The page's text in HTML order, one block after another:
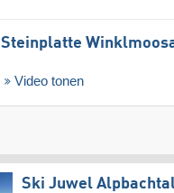
Steinplatte
Video tonen
Ski Juwel